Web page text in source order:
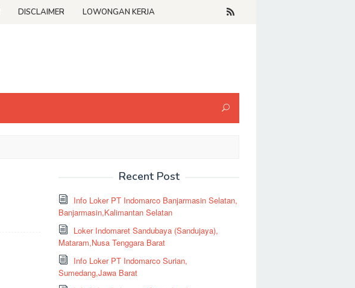
DISCLAIMER LOWONGAN KERJA
Recent Post
Info Loker PT Indomarco Banjarmasin Selatan,
Banjarmasin,Kalimantan Selatan
Loker Indomaret Sandubaya (Sandujaya),
Mataram,Nusa Tenggara Barat
Info Loker PT Indomarco Surian,
Sumedang,Jawa Barat